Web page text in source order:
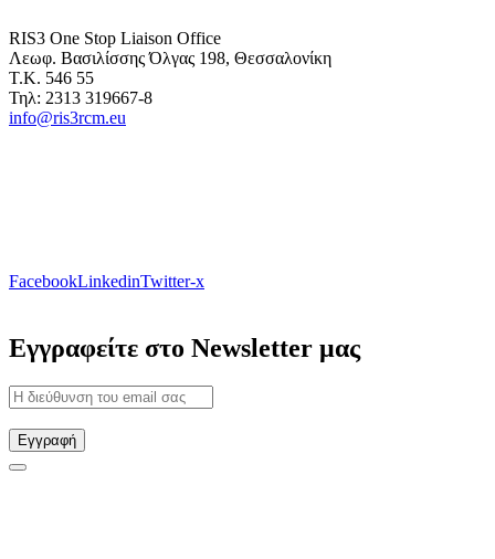
RIS3 One Stop Liaison Office
Λεωφ. Βασιλίσσης Όλγας 198, Θεσσαλονίκη
Τ.Κ. 546 55
Τηλ: 2313 319667-8
info@ris3rcm.eu
FacebookLinkedinTwitter-x
Εγγραφείτε στο Newsletter μας
Εγγραφή